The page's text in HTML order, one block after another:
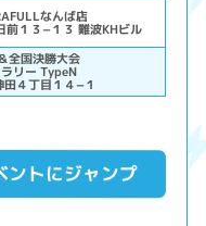
なんば店
前１３−１３ 難波KHビル
全国決勝大会
リー TypeN
４丁目１４−１
トにジャンプ